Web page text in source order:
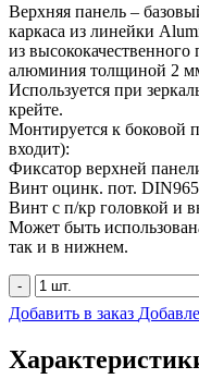
Верхняя панель –
каркаса из линейки
из
алюминия толщиной 2
Используется при
крейте.
Монтируется к боковой
входит):
Фиксатор верхней
Винт оцинк. пот.
Винт с п/кр головкой и
Может быть
так и в нижнем.
-
Добавить в заказ